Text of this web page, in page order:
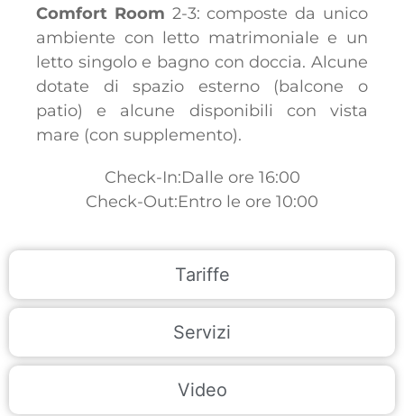
Tariffe
Servizi
Video
Comfort Room 2-3: composte da unico
ambiente con letto matrimoniale e un
letto singolo e bagno con doccia. Alcune
dotate di spazio esterno (balcone o
patio) e alcune disponibili con vista
mare (con supplemento).
Check-In:Dalle ore 16:00
Check-Out:Entro le ore 10:00